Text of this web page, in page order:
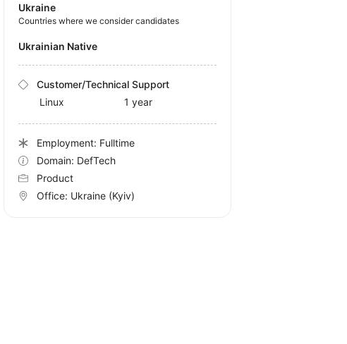
Ukraine
Countries where we consider candidates
Ukrainian Native
Customer/Technical Support
Linux
1 year
Employment: Fulltime
Domain: DefTech
Product
Office: Ukraine (Kyiv)